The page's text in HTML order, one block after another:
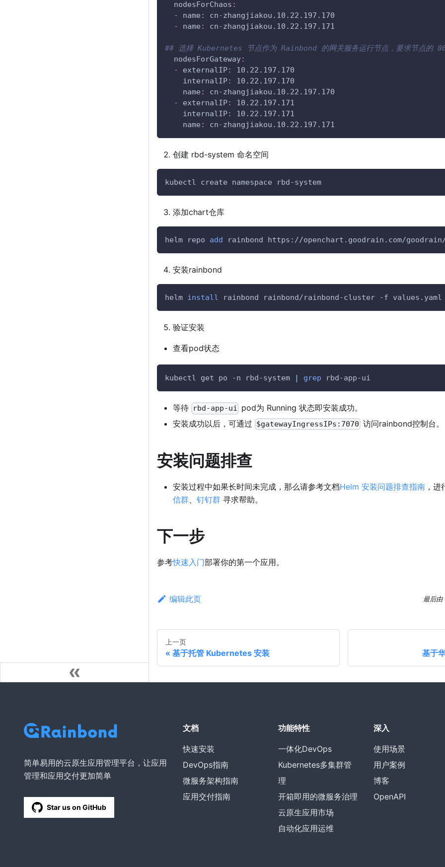
nodesForChaos :
-
name : cn-zhangjiakou.10.22.197.170
-
name : cn-zhangjiakou.10.22.197.171
## 选择 Kubernetes 节点作为 Rainbond 的网关服务运行节点，要求节点的
nodesForGateway:
-
externalIP:
10.22.197.170
internalIP:
10.22.197.170
name : cn-zhangjiakou.10.22.197.170
-
externalIP:
10.22.197.171
internalIP:
10.22.197.171
name : cn-zhangjiakou.10.22.197.171
创建 rbd-system 命名空间
kubectl create namespace rbd-system
添加chart仓库
helm repo add rainbond https://openchart.goodrain.com/
安装rainbond
helm install rainbond rainbond/rainbond-cluster -f values.yaml
验证安装
查看pod状态
kubectl get po -n rbd-system grep rbd-app-ui
等待 rbd-app-ui pod为 Running 状态即安装成功。
安装成功以后，可通过 $gatewayIngressIPs:7070 访问rainbond控制台。
安装问题排查
安装过程中如果长时间未完成，那么请参考文档Helm 安装问题排查指南 ，
信群
钉钉群 寻求帮助。
下一步
参考快速入门部署你的第一个应用。
编辑此页 最后由
上一页
基于托管 Kubernetes 安装 基于
简单易用的云原生应用管理平台，让应用
管理和应用交付更加简单
Star us on GitHub
文档
快速安装
DevOps指南
微服务架构指南
应用交付指南
功能特性
一体化DevOps
Kubernetes多集群管
理
开箱即用的微服务治理
云原生应用市场
自动化应用运维
深入
使用场景
用户案例
博客
OpenAPI